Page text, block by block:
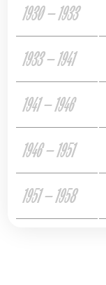
1930 — 1933
1933 — 1941
1941 — 1946
1946 — 1951
1951 — 1958